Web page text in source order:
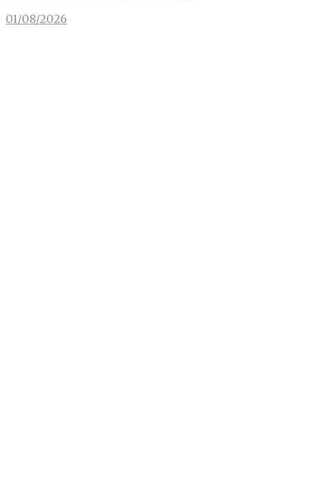
01/08/2026